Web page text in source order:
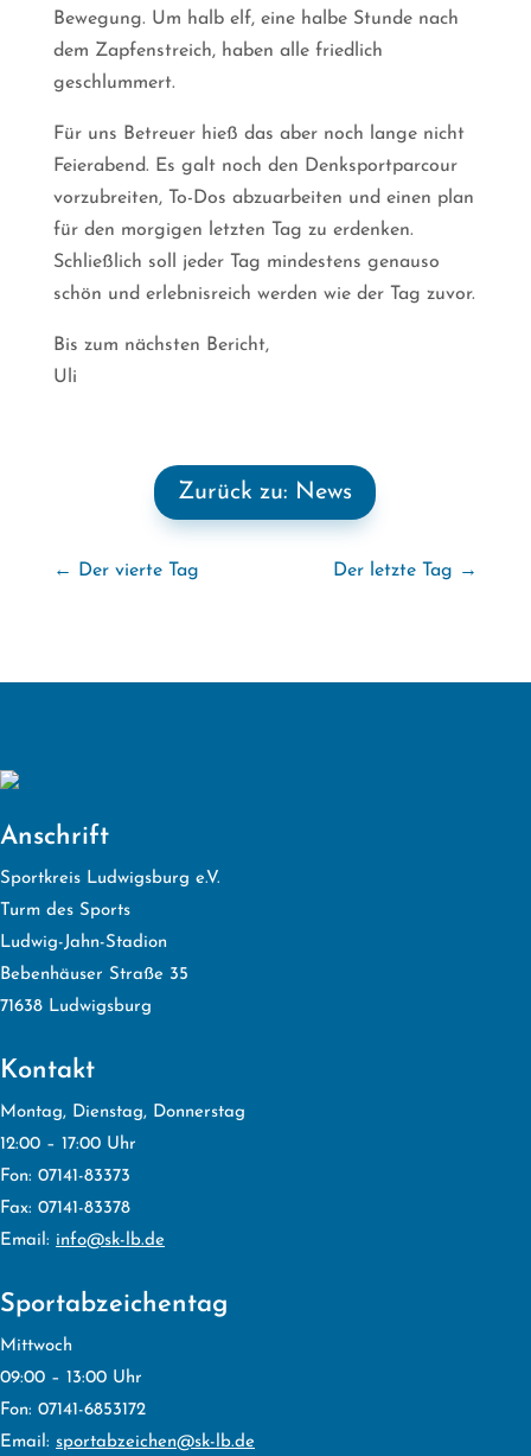
Bewegung. Um halb elf, eine halbe Stunde nach
dem Zapfenstreich, haben alle friedlich
geschlummert.
Für uns Betreuer hieß das aber noch lange nicht
Feierabend. Es galt noch den Denksportparcour
vorzubreiten, To-Dos abzuarbeiten und einen plan
für den morgigen letzten Tag zu erdenken.
Schließlich soll jeder Tag mindestens genauso
schön und erlebnisreich werden wie der Tag zuvor.
Bis zum nächsten Bericht,
Uli
Zurück zu: News
← Der vierte Tag Der letzte Tag →
Anschrift
Sportkreis Ludwigsburg e.V.
Turm des Sports
Ludwig-Jahn-Stadion
Bebenhäuser Straße 35
71638 Ludwigsburg
Kontakt
Montag, Dienstag, Donnerstag
12:00 – 17:00 Uhr
Fon: 07141-83373
Fax: 07141-83378
Email: info@sk-lb.de
Sportabzeichentag
Mittwoch
09:00 – 13:00 Uhr
Fon: 07141-6853172
Email: sportabzeichen@sk-lb.de